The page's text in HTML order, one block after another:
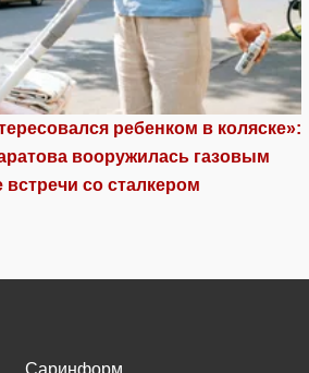
ребенком в коляске»:
вооружилась газовым
со сталкером